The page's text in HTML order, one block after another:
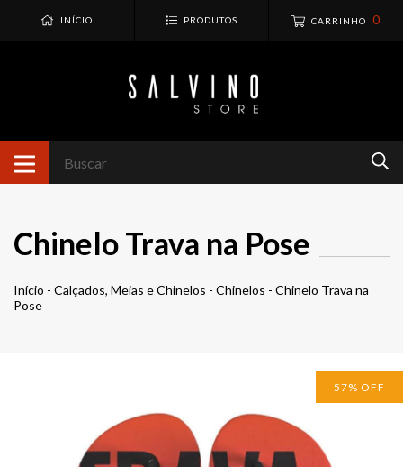
INÍCIO PRODUTOS CARRINHO 0
Chinelo Trava na Pose
Início - Calçados, Meias e Chinelos - Chinelos - Chinelo Trava na
Pose
57% OFF